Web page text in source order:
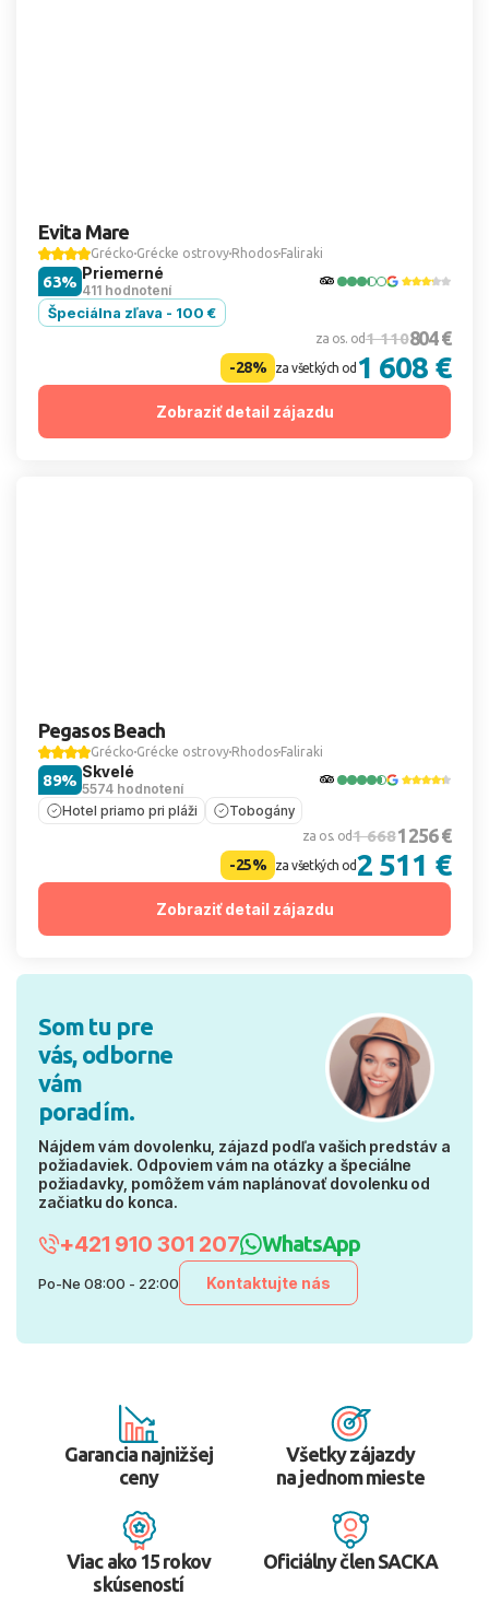
Evita Mare
Grécko Grécke ostrovy Rhodos Faliraki
Priemerné
411 hodnotení
63%
Špeciálna zľava - 100 €
za os. od1 110804 €
-28% za všetkých od 1 608 €
Zobraziť detail zájazdu
Pegasos Beach
Grécko Grécke ostrovy Rhodos Faliraki
Skvelé
5574 hodnotení
89%
Hotel priamo pri pláži Tobogány
za os. od1 6681 256 €
-25% za všetkých od2 511 €
Zobraziť detail zájazdu
Som tu pre
vás, odborne
vám
poradím.
Nájdem vám dovolenku, zájazd podľa vašich predstáv a
požiadaviek. Odpoviem vám na otázky a špeciálne
požiadavky, pomôžem vám naplánovať dovolenku od
začiatku do konca.
+421 910 301 207 WhatsApp
Po-Ne 08:00 - 22:00 Kontaktujte nás
Garancia najnižšej
ceny
Všetky zájazdy
na jednom mieste
Viac ako 15 rokov
skúseností
Oficiálny člen SACKA